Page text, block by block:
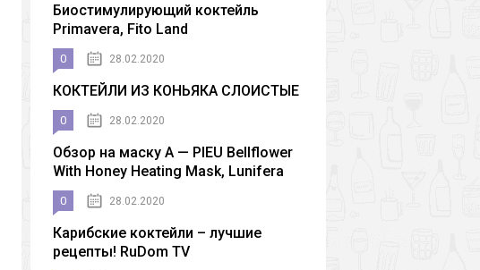
Биостимулирующий коктейль
Primavera, Fito Land
0 28.02.2020
КОКТЕЙЛИ ИЗ КОНЬЯКА СЛОИСТЫЕ
0 28.02.2020
Обзор на маску A — PIEU Bellflower
With Honey Heating Mask, Lunifera
0 28.02.2020
Карибские коктейли – лучшие
рецепты! RuDom TV